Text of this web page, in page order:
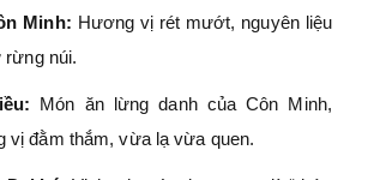
Minh: Hương vị rét mướt, nguyên liệu
núi.
Món ăn lừng danh của Côn Minh,
vị đằm thắm, vừa lạ vừa quen.